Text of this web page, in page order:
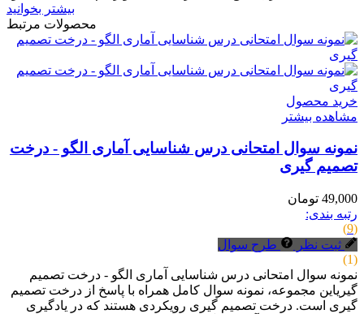
بیشتر بخوانید
محصولات مرتبط
خرید محصول
مشاهده بیشتر
نمونه سوال امتحانی درس شناسایی آماری الگو - درخت
تصمیم گیری
49,000 تومان
رتبه بندی:
(9)
ثبت نظر
طرح سوال
(1)
نمونه سوال امتحانی درس شناسایی آماری الگو - درخت تصمیم
گیریاین مجموعه، نمونه سوال کامل همراه با پاسخ از درخت تصمیم
گیری است. درخت تصمیم گیری رویکردی هستند که در یادگیری